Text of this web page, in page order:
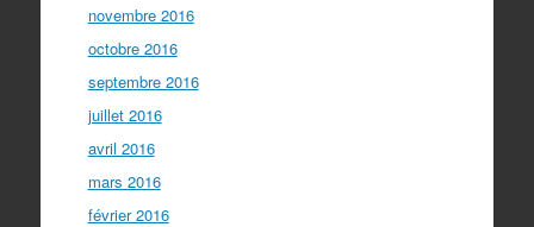
novembre 2016
octobre 2016
septembre 2016
juillet 2016
avril 2016
mars 2016
février 2016